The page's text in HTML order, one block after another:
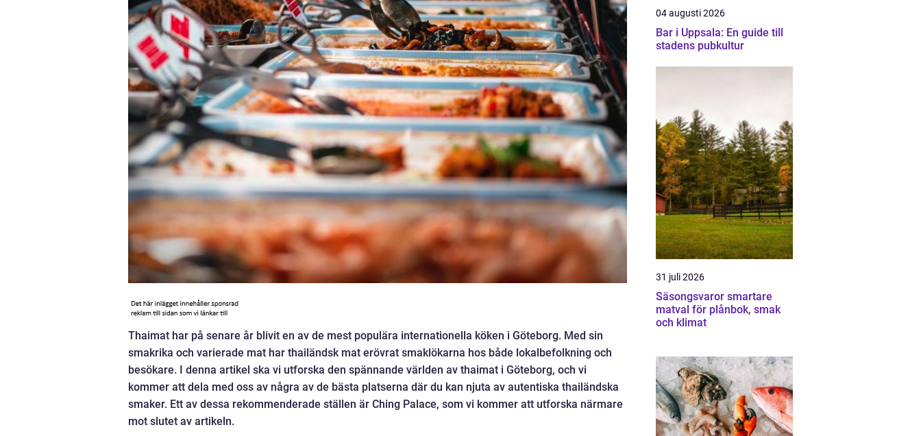
Thaimat har på senare år blivit en av de mest populära internationella köken i Göteborg. Med sin
smakrika och varierade mat har thailändsk mat erövrat smaklökarna hos både lokalbefolkning och
besökare. I denna artikel ska vi utforska den spännande världen av thaimat i Göteborg, och vi
kommer att dela med oss av några av de bästa platserna där du kan njuta av autentiska thailändska
smaker. Ett av dessa rekommenderade ställen är Ching Palace, som vi kommer att utforska närmare
mot slutet av artikeln.
04 augusti 2026
Bar i Uppsala: En guide till
stadens pubkultur
31 juli 2026
Säsongsvaror smartare
matval för plånbok, smak
och klimat